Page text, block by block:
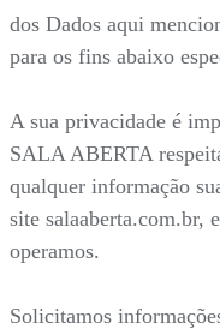
dos Dados aqui
para os fins abaixo
A sua privacidade é
SALA ABERTA
qualquer informação
site salaaberta.com.br,
operamos.
Solicitamos